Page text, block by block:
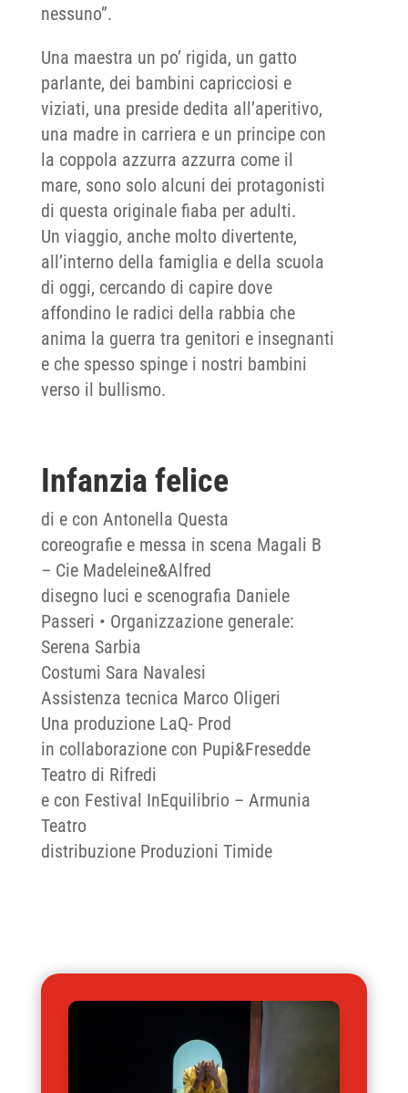
nessuno”.
Una maestra un po’ rigida, un gatto
parlante, dei bambini capricciosi e
viziati, una preside dedita all’aperitivo,
una madre in carriera e un principe con
la coppola azzurra azzurra come il
mare, sono solo alcuni dei protagonisti
di questa originale fiaba per adulti.
Un viaggio, anche molto divertente,
all’interno della famiglia e della scuola
di oggi, cercando di capire dove
affondino le radici della rabbia che
anima la guerra tra genitori e insegnanti
e che spesso spinge i nostri bambini
verso il bullismo.
Infanzia felice
di e con Antonella Questa
coreografie e messa in scena Magali B
– Cie Madeleine&Alfred
disegno luci e scenografia Daniele
Passeri • Organizzazione generale:
Serena Sarbia
Costumi Sara Navalesi
Assistenza tecnica Marco Oligeri
Una produzione LaQ- Prod
in collaborazione con Pupi&Fresedde
Teatro di Rifredi
e con Festival InEquilibrio – Armunia
Teatro
distribuzione Produzioni Timide